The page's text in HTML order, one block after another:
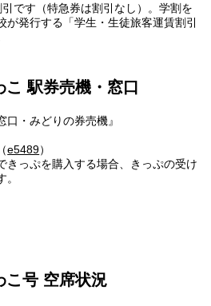
です（特急券は割引なし）。学割を
発行する「学生・生徒旅客運賃割引
駅券売機・窓口
口・みどりの券売機』
e5489）
きっぷを購入する場合、きっぷの受け
こ号 空席状況